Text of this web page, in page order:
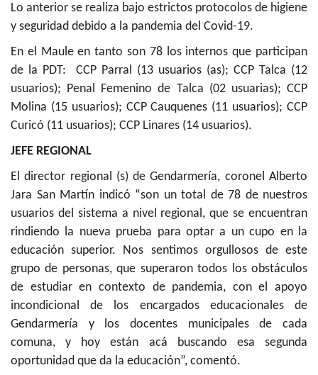
Lo anterior se realiza bajo estrictos protocolos de higiene
y seguridad debido a la pandemia del Covid-19.
En el Maule en tanto son 78 los internos que participan
de la PDT: CCP Parral (13 usuarios (as); CCP Talca (12
usuarios); Penal Femenino de Talca (02 usuarias); CCP
Molina (15 usuarios); CCP Cauquenes (11 usuarios); CCP
Curicó (11 usuarios); CCP Linares (14 usuarios).
JEFE REGIONAL
El director regional (s) de Gendarmería, coronel Alberto
Jara San Martín indicó “son un total de 78 de nuestros
usuarios del sistema a nivel regional, que se encuentran
rindiendo la nueva prueba para optar a un cupo en la
educación superior. Nos sentimos orgullosos de este
grupo de personas, que superaron todos los obstáculos
de estudiar en contexto de pandemia, con el apoyo
incondicional de los encargados educacionales de
Gendarmería y los docentes municipales de cada
comuna, y hoy están acá buscando esa segunda
oportunidad que da la educación”, comentó.